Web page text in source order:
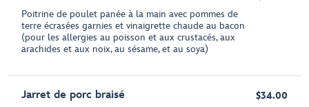
Poitrine de poulet panée à la main avec pommes de
terre écrasées garnies et vinaigrette chaude au bacon
(pour les allergies au poisson et aux crustacés, aux
arachides et aux noix, au sésame, et au soya)
Jarret de porc braisé $34.00